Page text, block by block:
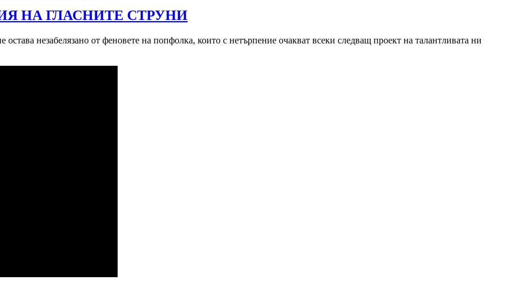
НА ГЛАСНИТЕ СТРУНИ
остава незабелязано от феновете на попфолка, които с нетърпение очакват всеки следващ проект на талантливата ни